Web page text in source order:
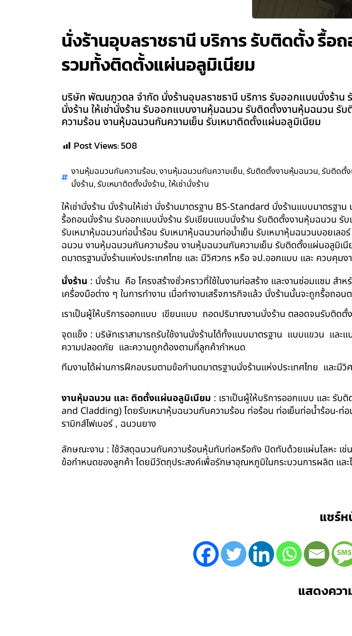
นั่งร้านอุบลราชธานี บริการ รับติดตั้ง รื้อถ
รวมทั้งติดตั้งแผ่นอลูมิเนียม
บริษัท พัฒนภูวดล จำกัด นั่งร้านอุบลราชธานี บริการ รับออกแบบนั่งร้าน
นั่งร้าน ให้เช่านั่งร้าน รับออกแบบงานหุ้มฉนวน รับติดตั้งงานหุ้มฉนวน
ความร้อน งานหุ้มฉนวนกันความเย็น รับเหมาติดตั้งแผ่นอลูมิเนียม
Post Views:508
งานหุ้มฉนวนกันความร้อน,งานหุ้มฉนวนกันความเย็น,รับติดตั้งงานหุ้มฉนวน,รับติดตั้
นั่งร้าน,รับเหมาติดตั้งนั่งร้าน,ให้เช่านั่งร้าน
ให้เช่านั่งร้าน นั่งร้านให้เช่า นั่งร้านมาตรฐาน BS-Standard นั่งร้านแบบมาตร
รื้อถอนนั่งร้าน รับออกแบบนั่งร้าน รับเขียนแบบนั่งร้าน รับติดตั้งงานหุ้มฉนวน รั
รับเหมาหุ้มฉนวนท่อน้ำร้อน รับเหมาหุ้มฉนวนท่อน้ำเย็น รับเหมาหุ้มฉนวนบอยเ
ฉนวน งานหุ้มฉนวนกันความร้อน งานหุ้มฉนวนกันความเย็น รับติดตั้งแผ่นอลูมิเ
ดมาตรฐานนั่งร้านแห่งประเทศไทย และ มีวิศวกร หรือ จป.ออกแบบ และ ควบคุมง
นั่งร้าน : นั่งร้าน คือ โครงสร้างชั่วคราวที่ใช้ในงานก่อสร้าง และงานซ่อมแซม ส
เครื่องมือต่าง ๆ ในการทำงาน เมื่อทำงานเสร็จภารกิจแล้ว นั่งร้านนั้นจะถูกรื้อถอ
เราเป็นผู้ให้บริการออกแบบ เขียนแบบ ถอดปริมาณงานนั่งร้าน ตลอดจนรับติดตั้
จุดแข็ง : บริษัทเราสามารถรับใช้งานนั่งร้านได้ทั้งแบบมาตรฐาน แบบแขวน แล
ความปลอดภัย และความถูกต้องตามที่ลูกค้ากำหนด
ทีมงานได้ผ่านการฝึกอบรมตามข้อกำนดมาตรฐานนั่งร้านแห่งประเทศไทย และมี
งานหุ้มฉนวน และ ติดตั้งแผ่นอลูมิเนียม : เราเป็นผู้ให้บริการออกแบบ และ รั
and Cladding) โดยรับเหมาหุ้มฉนวนกันความร้อน ท่อร้อน ท่อเย็นท่อน้ำร้อน-ท่อ
รามิกส์ไฟเบอร์ , ฉนวนยาง
ลักษณะงาน : ใช้วัสดุฉนวนกันความร้อนหุ้มทับท่อหรือถัง ปิดทับด้วยแผ่นโลหะ เ
ข้อกำหนดของลูกค้า โดยมีวัตถุประสงค์เพื่อรักษาอุณหภูมิในกระบวนการผลิต แล
แชร์ห
แสดงคว